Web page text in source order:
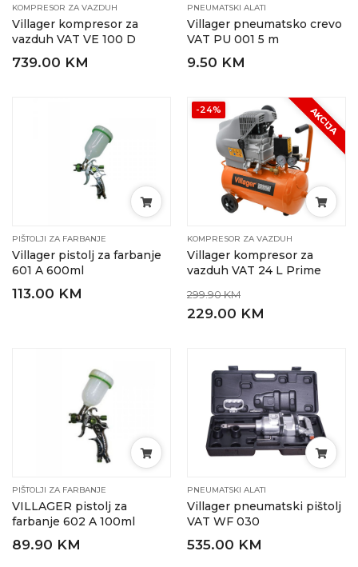
KOMPRESOR ZA VAZDUH
Villager kompresor za
vazduh VAT VE 100 D
739.00 KM
PNEUMATSKI ALATI
Villager pneumatsko crevo
VAT PU 001 5 m
9.50 KM
PIŠTOLJI ZA FARBANJE
Villager pistolj za farbanje
601 A 600ml
113.00 KM
-24% AKCIJA
KOMPRESOR ZA VAZDUH
Villager kompresor za
vazduh VAT 24 L Prime
299.90 KM
229.00 KM
PIŠTOLJI ZA FARBANJE
VILLAGER pistolj za
farbanje 602 A 100ml
89.90 KM
PNEUMATSKI ALATI
Villager pneumatski pištolj
VAT WF 030
535.00 KM